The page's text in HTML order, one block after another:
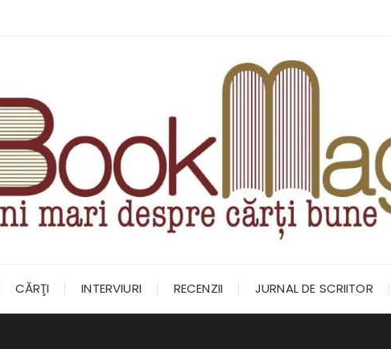
CĂRŢI INTERVIURI RECENZII JURNAL DE SCRIITOR